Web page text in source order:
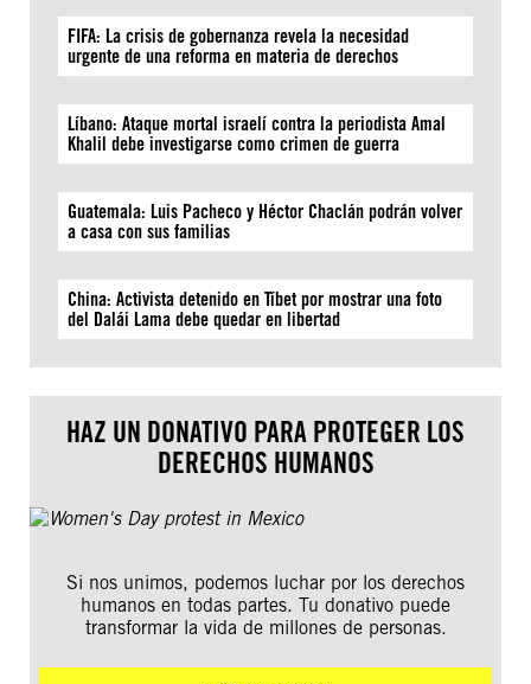
FIFA: La crisis de gobernanza revela la necesidad
urgente de una reforma en materia de derechos
Líbano: Ataque mortal israelí contra la periodista Amal
Khalil debe investigarse como crimen de guerra
Guatemala: Luis Pacheco y Héctor Chaclán podrán volver
a casa con sus familias
China: Activista detenido en Tíbet por mostrar una foto
del Dalái Lama debe quedar en libertad
HAZ UN DONATIVO PARA PROTEGER LOS
DERECHOS HUMANOS
Si nos unimos, podemos luchar por los derechos
humanos en todas partes. Tu donativo puede
transformar la vida de millones de personas.